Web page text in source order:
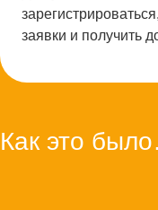
заявки и получить
Как это